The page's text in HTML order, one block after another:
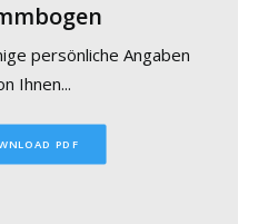
persönliche Angaben
Ihnen...
PDF